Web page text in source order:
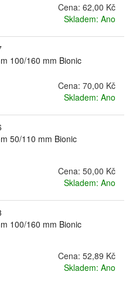
Cena: 62,00 Kč
Skladem: Ano
100/160 mm Bionic
Cena: 70,00 Kč
Skladem: Ano
50/110 mm Bionic
Cena: 50,00 Kč
Skladem: Ano
100/160 mm Bionic
Cena: 52,89 Kč
Skladem: Ano